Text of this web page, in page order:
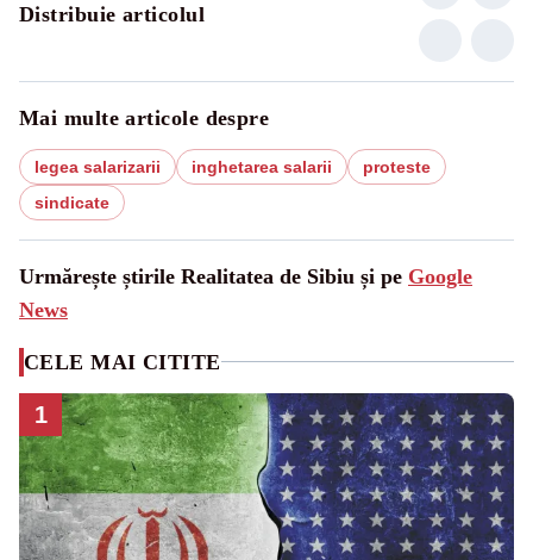
Distribuie articolul
Mai multe articole despre
legea salarizarii inghetarea salarii
proteste
sindicate
Urmărește știrile Realitatea de Sibiu și pe Google
News
CELE MAI CITITE
1